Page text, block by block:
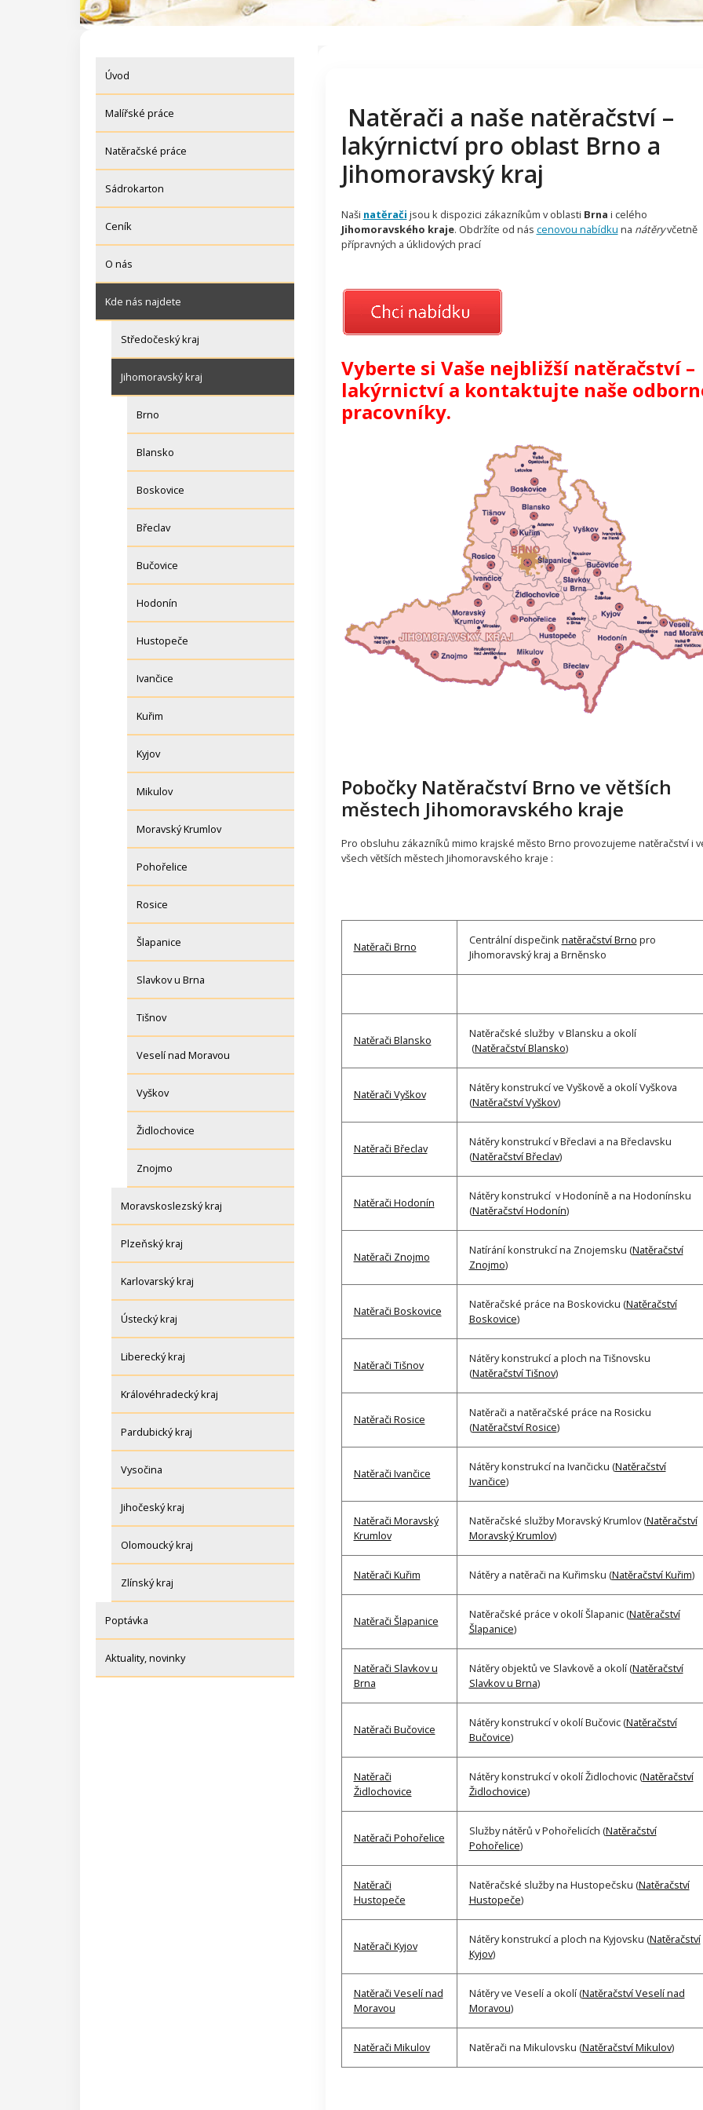
Úvod
Malířské práce
Natěračské práce
Sádrokarton
Ceník
O nás
Kde nás najdete
Středočeský kraj
Jihomoravský kraj
Brno
Blansko
Boskovice
Břeclav
Bučovice
Hodonín
Hustopeče
Ivančice
Kuřim
Kyjov
Mikulov
Moravský Krumlov
Pohořelice
Rosice
Šlapanice
Slavkov u Brna
Tišnov
Veselí nad Moravou
Vyškov
Židlochovice
Znojmo
Moravskoslezský kraj
Plzeňský kraj
Karlovarský kraj
Ústecký kraj
Liberecký kraj
Královéhradecký kraj
Pardubický kraj
Vysočina
Jihočeský kraj
Olomoucký kraj
Zlínský kraj
Poptávka
Aktuality, novinky
Natěrači a naše natěračství –
lakýrnictví pro oblast Brno a
Jihomoravský kraj
Naši natěrači jsou k dispozici zákazníkům v oblasti Brna i celého
Jihomoravského kraje. Obdržíte od nás cenovou nabídku na nátěryvčetně
přípravných a úklidových prací
Vyberte si Vaše nejbližší natěračství –
lakýrnictví a kontaktujte naše
pracovníky.
Pobočky Natěračství Brno ve větších
městech Jihomoravského kraje
Pro obsluhu zákazníků mimo krajské město Brno provozujeme natěračství i
všech větších městech Jihomoravského kraje :
Natěrači Brno Centrální dispečinknatěračství Brno pro
Jihomoravský kraj a Brněnsko
Natěrači Blansko
Natěračské služby v Blansku a okolí
(Natěračství Blansko)
Natěrači Vyškov
Nátěry konstrukcí ve Vyškově a okolí Vyškova
(Natěračství Vyškov)
Natěrači Břeclav
Nátěry konstrukcí v Břeclavi a na Břeclavsku
(Natěračství Břeclav)
Natěrači Hodonín
Nátěry konstrukcí v Hodoníně a na Hodonínsku
(Natěračství Hodonín)
Natěrači Znojmo Natírání konstrukcí na Znojemsku (Natěračství
Znojmo)
Natěrači Boskovice Natěračské práce na Boskovicku (Natěračství
Boskovice)
Natěrači Tišnov
Nátěry konstrukcí a ploch na Tišnovsku
(Natěračství Tišnov)
Natěrači Rosice
Natěrači a natěračské práce na Rosicku
(Natěračství Rosice)
Natěrači Ivančice Nátěry konstrukcí na Ivančicku (Natěračství
Ivančice)
Natěrači Moravský
Krumlov
Natěračské služby Moravský Krumlov (Natěračství
Moravský Krumlov)
Natěrači Kuřim Nátěry a natěrači na Kuřimsku (Natěračství Kuřim)
Natěrači Šlapanice Natěračské práce v okolí Šlapanic (Natěračství
Šlapanice)
Natěrači Slavkov u
Brna
Nátěry objektů ve Slavkově a okolí (Natěračství
Slavkov u Brna)
Natěrači Bučovice Nátěry konstrukcí v okolí Bučovic (Natěračství
Bučovice)
Natěrači
Židlochovice
Nátěry konstrukcí v okolí Židlochovic (Natěračství
Židlochovice)
Natěrači Pohořelice Služby nátěrů v Pohořelicích (Natěračství
Pohořelice)
Natěrači
Hustopeče
Natěračské služby na Hustopečsku (Natěračství
Hustopeče)
Natěrači Kyjov Nátěry konstrukcí a ploch na Kyjovsku (Natěračství
Kyjov)
Natěrači Veselí nad
Moravou
Nátěry ve Veselí a okolí (Natěračství Veselí nad
Moravou)
Natěrači Mikulov Natěrači na Mikulovsku (Natěračství Mikulov)